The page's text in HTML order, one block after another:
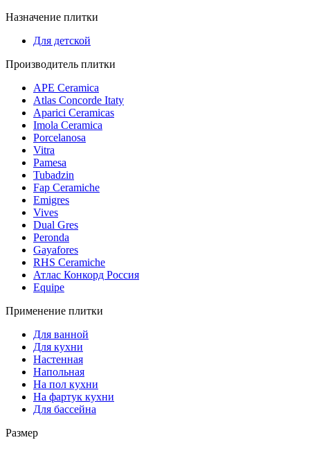
Назначение плитки
Для детской
Производитель плитки
APE Ceramica
Atlas Concorde Itaty
Aparici Ceramicas
Imola Ceramica
Porcelanosa
Vitra
Pamesa
Tubadzin
Fap Ceramiche
Emigres
Vives
Dual Gres
Peronda
Gayafores
RHS Ceramiche
Атлас Конкорд Россия
Equipe
Применение плитки
Для ванной
Для кухни
Настенная
Напольная
На пол кухни
На фартук кухни
Для бассейна
Размер